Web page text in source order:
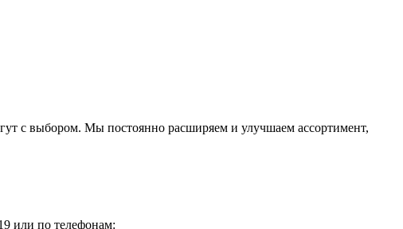
с выбором. Мы постоянно расширяем и улучшаем ассортимент,
или по телефонам: